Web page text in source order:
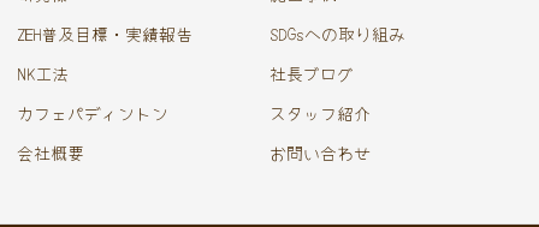
ZEH普及目標・実績報告
SDGsへの取り組み
NK工法
社長ブログ
カフェパディントン
スタッフ紹介
会社概要
お問い合わせ